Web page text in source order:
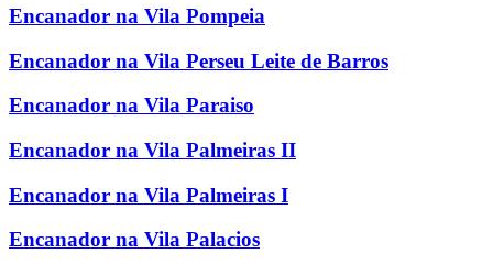
Encanador na Vila Pompeia
Encanador na Vila Perseu Leite de Barros
Encanador na Vila Paraiso
Encanador na Vila Palmeiras II
Encanador na Vila Palmeiras I
Encanador na Vila Palacios